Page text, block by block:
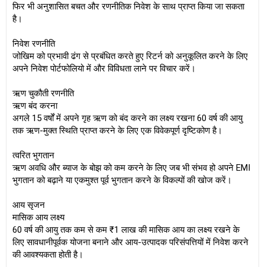
फिर भी अनुशासित बचत और रणनीतिक निवेश के साथ प्राप्त किया जा सकता
है।
निवेश रणनीति
जोखिम को प्रभावी ढंग से प्रबंधित करते हुए रिटर्न को अनुकूलित करने के लिए
अपने निवेश पोर्टफोलियो में और विविधता लाने पर विचार करें।
ऋण चुकौती रणनीति
ऋण बंद करना
अगले 15 वर्षों में अपने गृह ऋण को बंद करने का लक्ष्य रखना 60 वर्ष की आयु
तक ऋण-मुक्त स्थिति प्राप्त करने के लिए एक विवेकपूर्ण दृष्टिकोण है।
त्वरित भुगतान
ऋण अवधि और ब्याज के बोझ को कम करने के लिए जब भी संभव हो अपने EMI
भुगतान को बढ़ाने या एकमुश्त पूर्व भुगतान करने के विकल्पों की खोज करें।
आय सृजन
मासिक आय लक्ष्य
60 वर्ष की आयु तक कम से कम ₹1 लाख की मासिक आय का लक्ष्य रखने के
लिए सावधानीपूर्वक योजना बनाने और आय-उत्पादक परिसंपत्तियों में निवेश करने
की आवश्यकता होती है।